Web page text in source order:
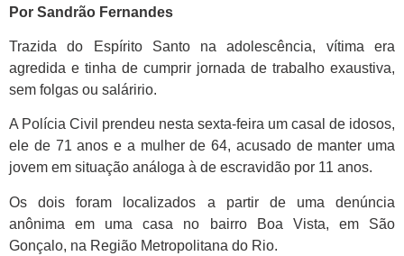
Por Sandrão Fernandes
Trazida do Espírito Santo na adolescência, vítima era
agredida e tinha de cumprir jornada de trabalho exaustiva,
sem folgas ou saláririo.
A Polícia Civil prendeu nesta sexta-feira um casal de idosos,
ele de 71 anos e a mulher de 64, acusado de manter uma
jovem em situação análoga à de escravidão por 11 anos.
Os dois foram localizados a partir de uma denúncia
anônima em uma casa no bairro Boa Vista, em São
Gonçalo, na Região Metropolitana do Rio.